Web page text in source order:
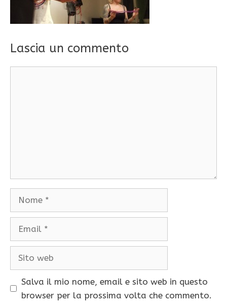
Lascia un commento
Salva il mio nome, email e sito web in questo
browser per la prossima volta che commento.